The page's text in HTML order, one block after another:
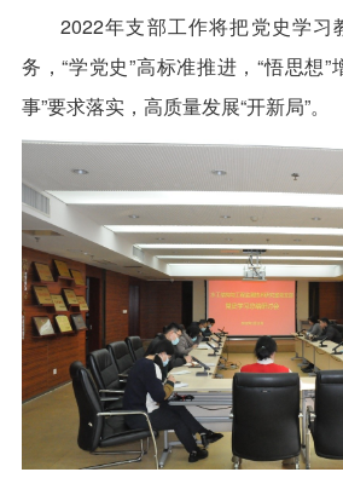
2022年支部工作将把党史学习
务，“学党史”高标准推进，“悟思想
事”要求落实，高质量发展“开新局”。